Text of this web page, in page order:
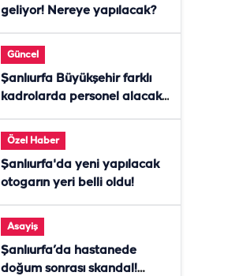
geliyor! Nereye yapılacak?
Güncel
Şanlıurfa Büyükşehir farklı
kadrolarda personel alacak!
Özel Haber
Şanlıurfa'da yeni yapılacak
otogarın yeri belli oldu!
Asayiş
Şanlıurfa’da hastanede
doğum sonrası skandal!